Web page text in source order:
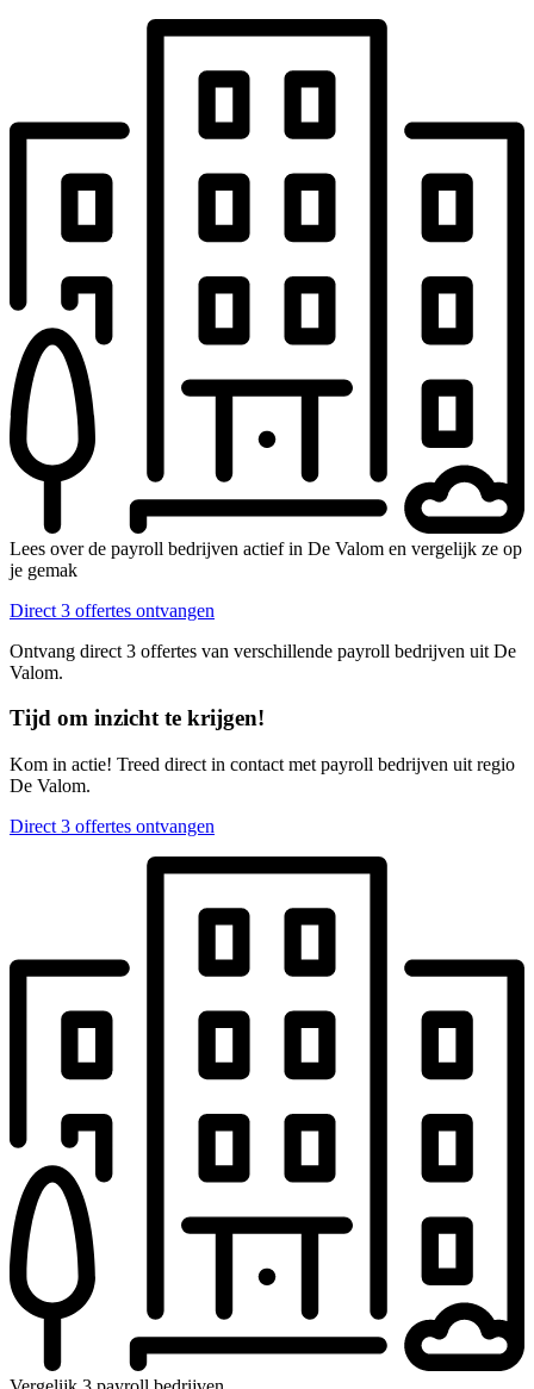
Lees over de payroll bedrijven actief in De Valom en vergelijk ze op
je gemak
Direct 3 offertes ontvangen
Ontvang direct 3 offertes van verschillende payroll bedrijven uit De
Valom.
Tijd om inzicht te krijgen!
Kom in actie! Treed direct in contact met payroll bedrijven uit regio
De Valom.
Direct 3 offertes ontvangen